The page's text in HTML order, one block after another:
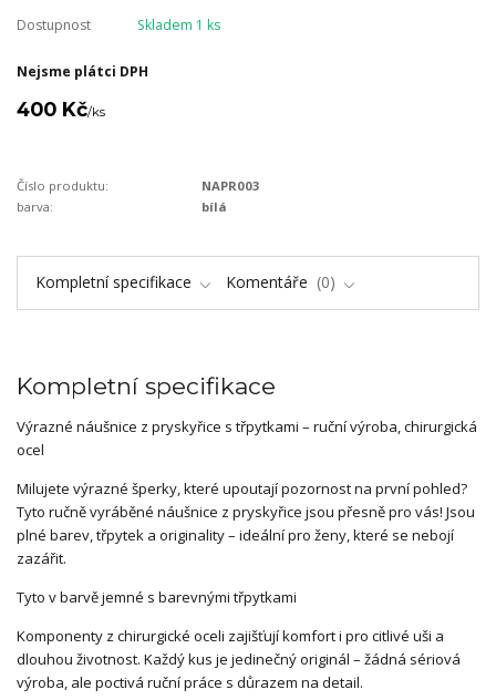
Dostupnost Skladem 1 ks
Nejsme plátci DPH
400 Kč/ks
Číslo produktu:
NAPR003
barva:
bílá
Kompletní specifikace Komentáře 0
Kompletní specifikace
Výrazné náušnice z pryskyřice s třpytkami – ruční výroba, chirurgická
ocel
Milujete výrazné šperky, které upoutají pozornost na první pohled?
Tyto ručně vyráběné náušnice z pryskyřice jsou přesně pro vás! Jsou
plné barev, třpytek a originality – ideální pro ženy, které se nebojí
zazářit.
Tyto v barvě jemné s barevnými třpytkami
Komponenty z chirurgické oceli zajišťují komfort i pro citlivé uši a
dlouhou životnost. Každý kus je jedinečný originál – žádná sériová
výroba, ale poctivá ruční práce s důrazem na detail.